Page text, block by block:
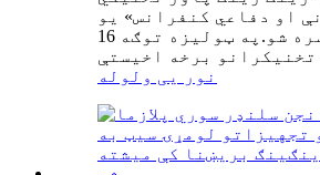
او دفاعي کنفرانس» یو
په بل پسې تر سره شو.په ټولیزه توګه 16
نور یی ولوله